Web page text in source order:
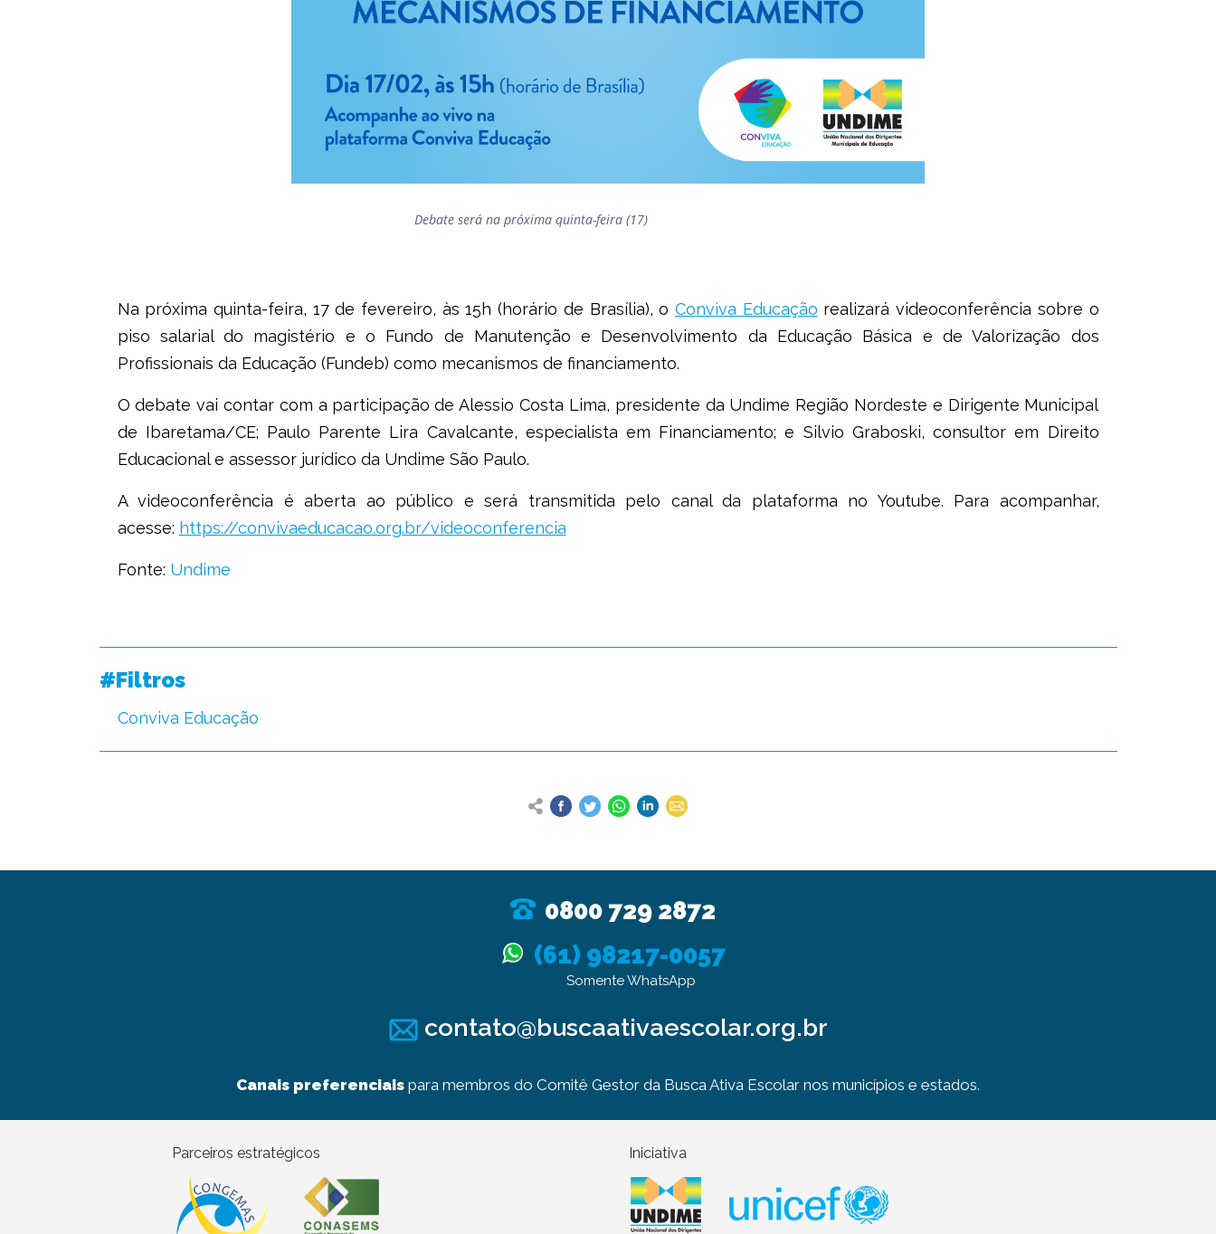
Debate será na próxima quinta-feira (17)
Na próxima quinta-feira, 17 de fevereiro, às 15h (horário de Brasília), o Conviva Educação realizará videoconferência sobre o
piso salarial do magistério e o Fundo de Manutenção e Desenvolvimento da Educação Básica e de Valorização dos
Profissionais da Educação (Fundeb) como mecanismos de financiamento.
O debate vai contar com a participação de Alessio Costa Lima, presidente da Undime Região Nordeste e Dirigente Municipal
de Ibaretama/CE; Paulo Parente Lira Cavalcante, especialista em Financiamento; e Silvio Graboski, consultor em Direito
Educacional e assessor jurídico da Undime São Paulo.
A videoconferência é aberta ao público e será transmitida pelo canal da plataforma no Youtube. Para acompanhar,
acesse: https://convivaeducacao.org.br/videoconferencia
Fonte: Undime
#Filtros
Conviva Educação
0800 729 2872
(61) 98217-0057
Somente WhatsApp
contato@buscaativaescolar.org.br
Canais preferenciais para membros do Comitê Gestor da Busca Ativa Escolar nos municípios e estados.
Parceiros estratégicos Iniciativa